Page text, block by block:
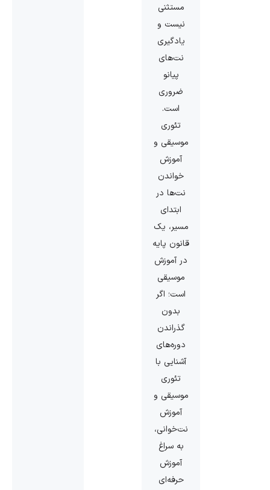
مستثنی
نیست و
یادگیری
نت‌های
پیانو
ضروری
است.
تئوری
موسیقی و
آموزش
خواندن
نت‌ها در
ابتدای
مسیر، یک
قانون پایه
در آموزش
موسیقی
است؛ اگر
بدون
گذراندن
دوره‌های
آشنایی با
تئوری
موسیقی و
آموزش
نت‌خوانی،
به سراغ
آموزش
حرفه‌ای